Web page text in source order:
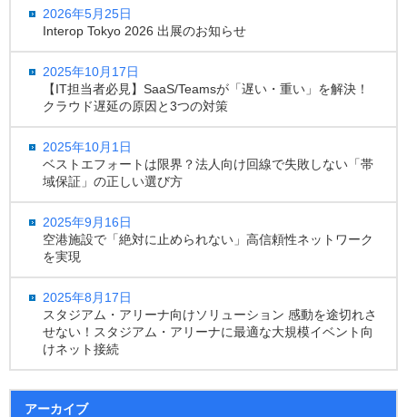
2026年5月25日
Interop Tokyo 2026 出展のお知らせ
2025年10月17日
【IT担当者必見】SaaS/Teamsが「遅い・重い」を解決！
クラウド遅延の原因と3つの対策
2025年10月1日
ベストエフォートは限界？法人向け回線で失敗しない「帯
域保証」の正しい選び方
2025年9月16日
空港施設で「絶対に止められない」高信頼性ネットワーク
を実現
2025年8月17日
スタジアム・アリーナ向けソリューション 感動を途切れさ
せない！スタジアム・アリーナに最適な大規模イベント向
けネット接続
アーカイブ